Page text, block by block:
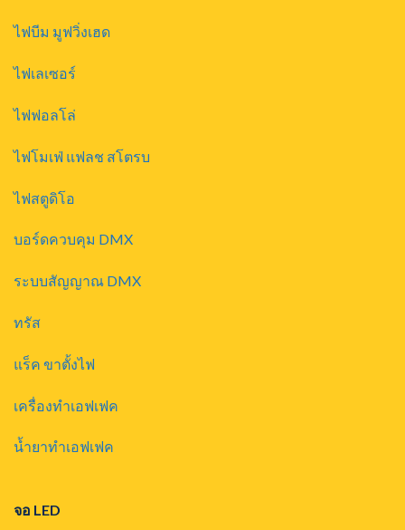
ไฟบีม มูฟวิ่งเฮด
ไฟเลเซอร์
ไฟฟอลโล่
ไฟโมเฟ่ แฟลช สโตรบ
ไฟสตูดิโอ
บอร์ดควบคุม DMX
ระบบสัญญาณ DMX
ทรัส
แร็ค ขาตั้งไฟ
เครื่องทำเอฟเฟค
น้ำยาทำเอฟเฟค
จอ LED